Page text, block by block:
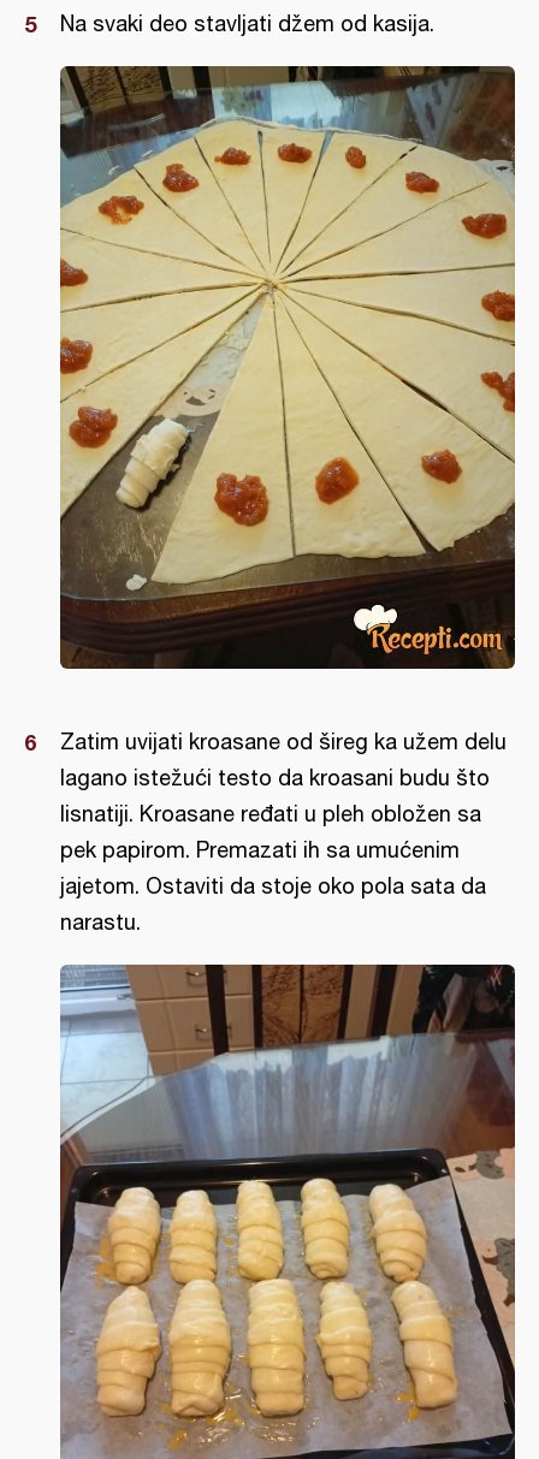
Na svaki deo stavljati džem od kasija.
Zatim uvijati kroasane od šireg ka užem delu
lagano istežući testo da kroasani budu što
lisnatiji. Kroasane ređati u pleh obložen sa
pek papirom. Premazati ih sa umućenim
jajetom. Ostaviti da stoje oko pola sata da
narastu.